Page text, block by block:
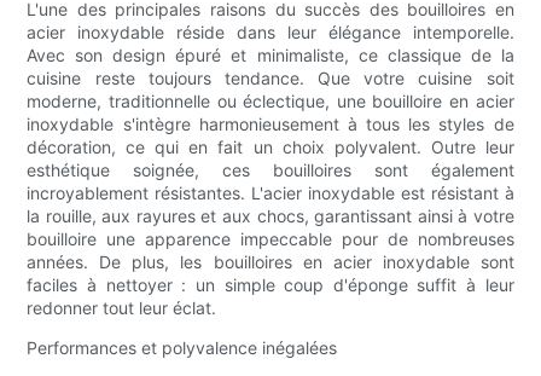
L'une des principales raisons du succès des bouilloires en
acier inoxydable réside dans leur élégance intemporelle.
Avec son design épuré et minimaliste, ce classique de la
cuisine reste toujours tendance. Que votre cuisine soit
moderne, traditionnelle ou éclectique, une bouilloire en acier
inoxydable s'intègre harmonieusement à tous les styles de
décoration, ce qui en fait un choix polyvalent. Outre leur
esthétique soignée, ces bouilloires sont également
incroyablement résistantes. L'acier inoxydable est résistant à
la rouille, aux rayures et aux chocs, garantissant ainsi à votre
bouilloire une apparence impeccable pour de nombreuses
années. De plus, les bouilloires en acier inoxydable sont
faciles à nettoyer : un simple coup d'éponge suffit à leur
redonner tout leur éclat.
Performances et polyvalence inégalées